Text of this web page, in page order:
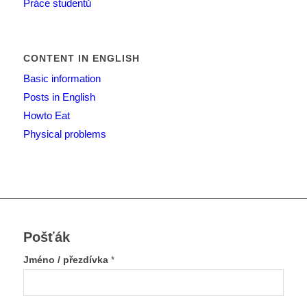
Práce studentů
CONTENT IN ENGLISH
Basic information
Posts in English
Howto Eat
Physical problems
Pošťák
Jméno / přezdívka *